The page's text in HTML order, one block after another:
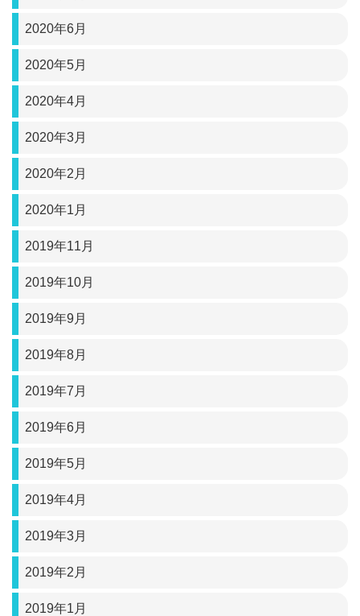
2020年6月
2020年5月
2020年4月
2020年3月
2020年2月
2020年1月
2019年11月
2019年10月
2019年9月
2019年8月
2019年7月
2019年6月
2019年5月
2019年4月
2019年3月
2019年2月
2019年1月